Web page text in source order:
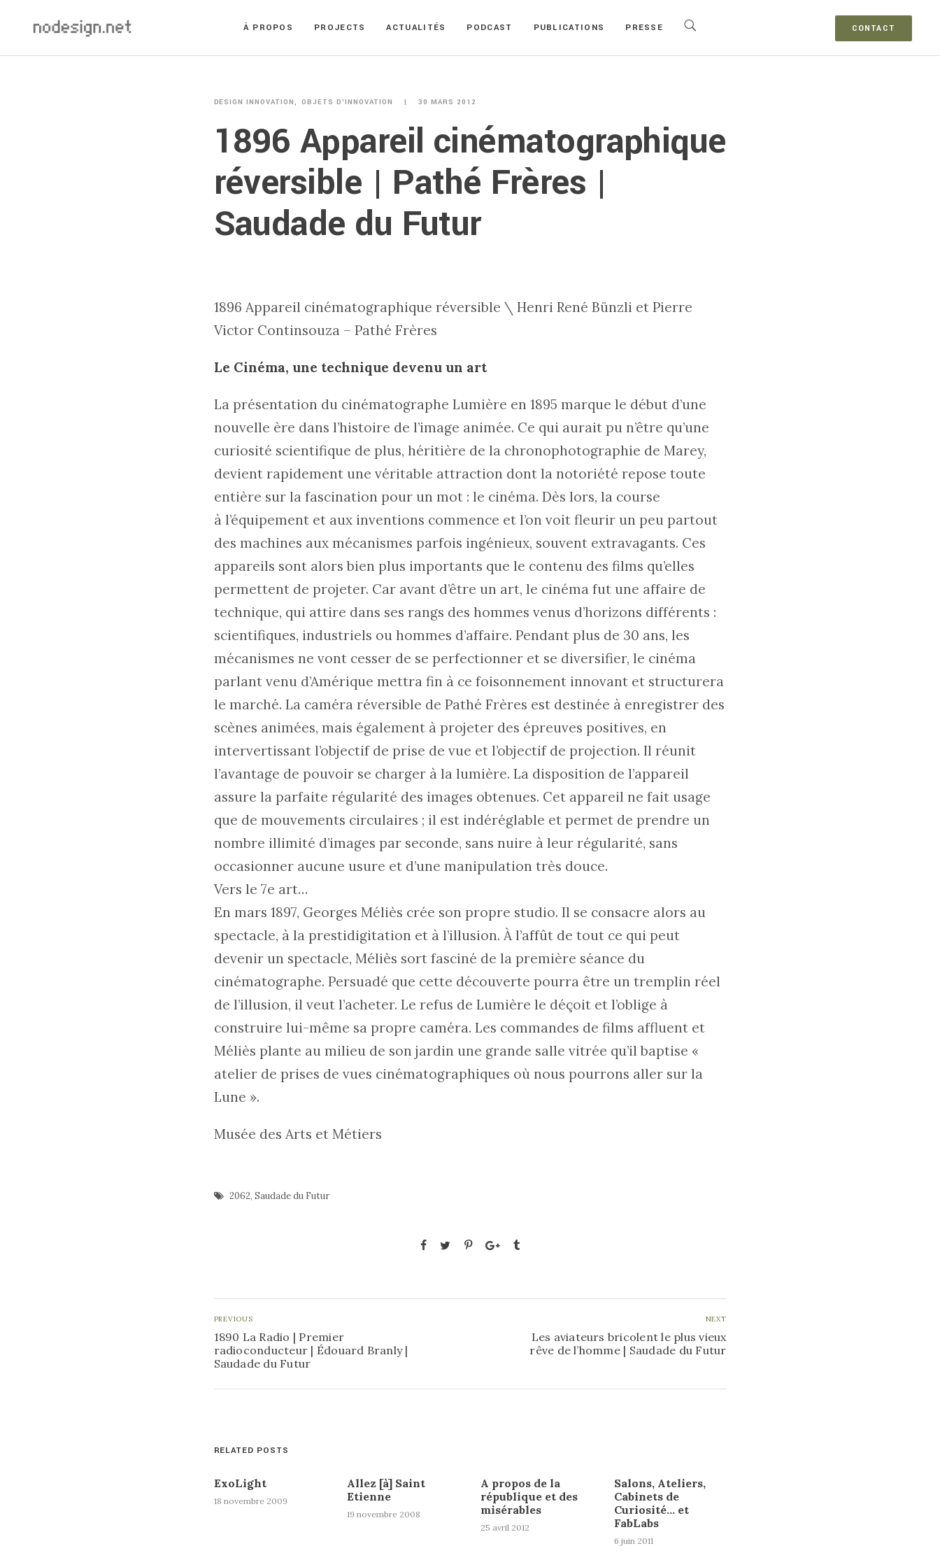
CONTACT
À PROPOS PROJECTS ACTUALITÉS PODCAST PUBLICATIONS PRESSE
DESIGN INNOVATION OBJETS D'INNOVATION 30 MARS 2012
1896 Appareil cinématographique
réversible | Pathé Frères |
Saudade du Futur
1896 Appareil cinématographique réversible \ Henri René Bünzli et Pierre
Victor Continsouza – Pathé Frères
Le Cinéma, une technique devenu un art
La présentation du cinématographe Lumière en 1895 marque le début d’une
nouvelle ère dans l’histoire de l’image animée. Ce qui aurait pu n’être qu’une
curiosité scientifique de plus, héritière de la chronophotographie de Marey,
devient rapidement une véritable attraction dont la notoriété repose toute
entière sur la fascination pour un mot : le cinéma. Dès lors, la course
à l’équipement et aux inventions commence et l’on voit fleurir un peu partout
des machines aux mécanismes parfois ingénieux, souvent extravagants. Ces
appareils sont alors bien plus importants que le contenu des films qu’elles
permettent de projeter. Car avant d’être un art, le cinéma fut une affaire de
technique, qui attire dans ses rangs des hommes venus d’horizons différents :
scientifiques, industriels ou hommes d’affaire. Pendant plus de 30 ans, les
mécanismes ne vont cesser de se perfectionner et se diversifier, le cinéma
parlant venu d’Amérique mettra fin à ce foisonnement innovant et structurera
le marché. La caméra réversible de Pathé Frères est destinée à enregistrer des
scènes animées, mais également à projeter des épreuves positives, en
intervertissant l’objectif de prise de vue et l’objectif de projection. Il réunit
l’avantage de pouvoir se charger à la lumière. La disposition de l’appareil
assure la parfaite régularité des images obtenues. Cet appareil ne fait usage
que de mouvements circulaires ; il est indéréglable et permet de prendre un
nombre illimité d’images par seconde, sans nuire à leur régularité, sans
occasionner aucune usure et d’une manipulation très douce.
Vers le 7e art…
En mars 1897, Georges Méliès crée son propre studio. Il se consacre alors au
spectacle, à la prestidigitation et à l’illusion. À l’affût de tout ce qui peut
devenir un spectacle, Méliès sort fasciné de la première séance du
cinématographe. Persuadé que cette découverte pourra être un tremplin réel
de l’illusion, il veut l’acheter. Le refus de Lumière le déçoit et l’oblige à
construire lui-même sa propre caméra. Les commandes de films affluent et
Méliès plante au milieu de son jardin une grande salle vitrée qu’il baptise «
atelier de prises de vues cinématographiques où nous pourrons aller sur la
Lune ».
Musée des Arts et Métiers
2062, Saudade du Futur
PREVIOUS
1890 La Radio | Premier
radioconducteur | Édouard Branly |
Saudade du Futur
NEXT
Les aviateurs bricolent le plus vieux
rêve de l’homme | Saudade du Futur
RELATED POSTS
ExoLight
18 novembre 2009
Allez [à] Saint
Etienne
19 novembre 2008
A propos de la
république et des
misérables
25 avril 2012
Salons, Ateliers,
Cabinets de
Curiosité… et
FabLabs
6 juin 2011